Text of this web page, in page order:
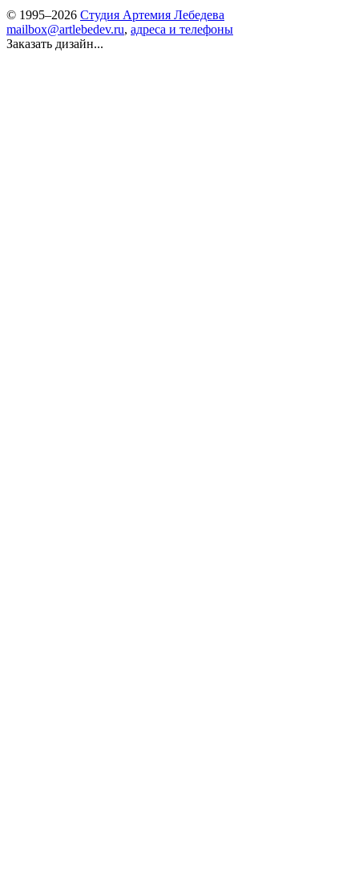
© 1995–2026 Студия Артемия Лебедева
mailbox@artlebedev.ru, адреса и телефоны
Заказать дизайн...